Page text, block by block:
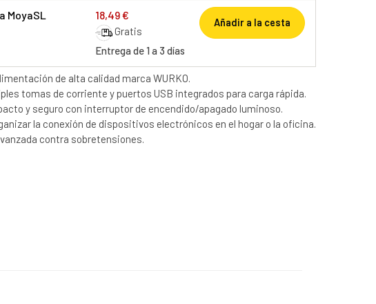
MoyaSL 18,49 €
Gratis
Entrega de 1 a 3 días
Añadir a la cesta
de alta calidad marca WURKO.
tomas de corriente y puertos USB integrados para carga rápida.
y seguro con interruptor de encendido/apagado luminoso.
la conexión de dispositivos electrónicos en el hogar o la oficina.
contra sobretensiones.